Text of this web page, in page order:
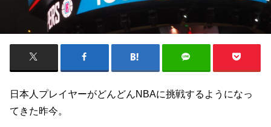
日本人プレイヤーがどんどんNBAに挑戦するようになっ
てきた昨今。